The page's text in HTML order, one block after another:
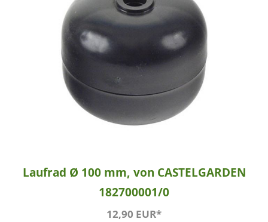
Laufrad Ø 100 mm, von CASTELGARDEN
182700001/0
12,90 EUR*